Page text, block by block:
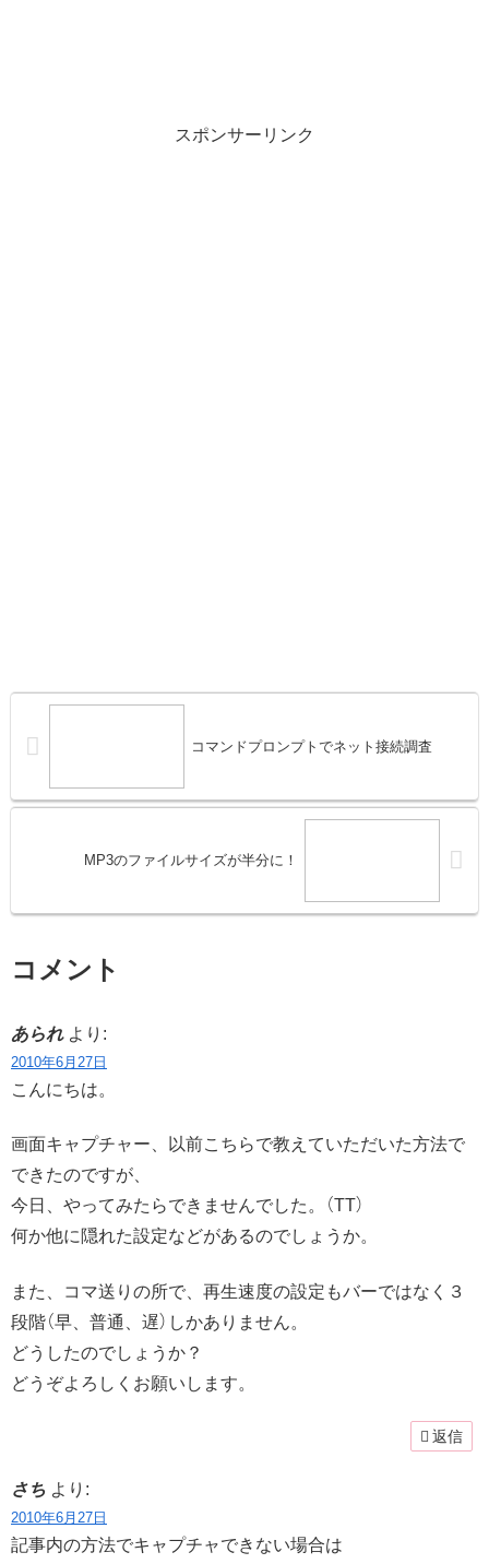
スポンサーリンク
コマンドプロンプトでネット接続調査
MP3のファイルサイズが半分に！
コメント
あられ より:
2010年6月27日
こんにちは。
画面キャプチャー、以前こちらで教えていただいた方法で
できたのですが、
今日、やってみたらできませんでした。（TT）
何か他に隠れた設定などがあるのでしょうか。
また、コマ送りの所で、再生速度の設定もバーではなく３
段階（早、普通、遅）しかありません。
どうしたのでしょうか？
どうぞよろしくお願いします。
返信
さち より:
2010年6月27日
記事内の方法でキャプチャできない場合は